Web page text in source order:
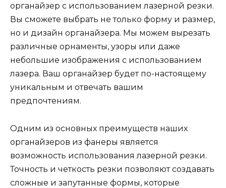
органайзер с использованием лазерной резки.
Вы сможете выбрать не только форму и размер,
но и дизайн органайзера. Мы можем вырезать
различные орнаменты, узоры или даже
небольшие изображения с использованием
лазера. Ваш органайзер будет по-настоящему
уникальным и отвечать вашим
предпочтениям.
Одним из основных преимуществ наших
органайзеров из фанеры является
возможность использования лазерной резки.
Точность и четкость резки позволяют создавать
сложные и запутанные формы, которые